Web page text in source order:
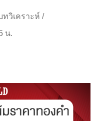
วิเคราะห์ /
น.